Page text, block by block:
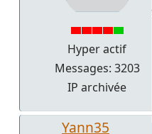
Hyper actif
Messages: 3203
IP archivée
Yann35